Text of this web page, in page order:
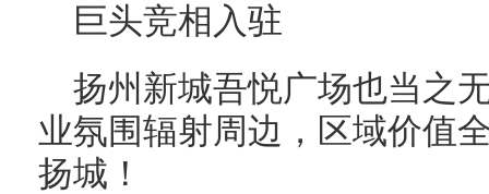
巨头竞相入驻
扬州新城吾悦广场也当之
业氛围辐射周边，区域价值
扬城！